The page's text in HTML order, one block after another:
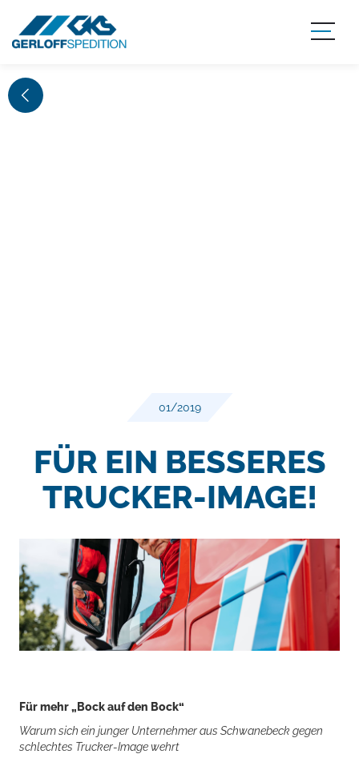
01/2019
FÜR EIN BESSERES
TRUCKER-IMAGE!
Für mehr „Bock auf den Bock“
Warum sich ein junger Unternehmer aus Schwanebeck gegen
schlechtes Trucker-Image wehrt